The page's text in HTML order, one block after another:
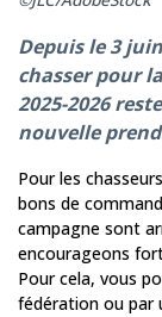
Depuis le 3
chasser pour
2025-2026
nouvelle
Pour les
bons de
campagne sont
encourageons
Pour cela, vous
fédération ou par